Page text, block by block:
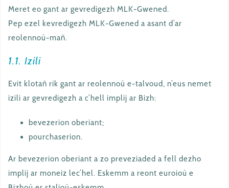
Meret eo gant ar gevredigezh MLK-Gwened.
Pep ezel kevredigezh MLK-Gwened a asant d’ar
reolennoù-mañ.
1.1. Izili
Evit klotañ rik gant ar reolennoù e-talvoud, n’eus nemet
izili ar gevredigezh a c’hell implij ar Bizh:
bevezerion oberiant;
pourchaserion.
Ar bevezerion oberiant a zo preveziaded a fell dezho
implij ar moneiz lec’hel. Eskemm a reont euroioù e